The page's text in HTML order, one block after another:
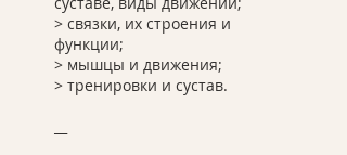
> связки, их строения и
функции;
> мышцы и движения;
> тренировки и сустав.